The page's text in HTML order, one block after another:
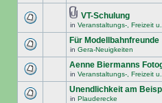
VT-Schulung
in Veranstaltungs-, Freizeit
Für Modellbahnfreunde
in Gera-Neuigkeiten
Aenne Biermanns
in Veranstaltungs-, Freizeit
Unendlichkeit am
in Plauderecke